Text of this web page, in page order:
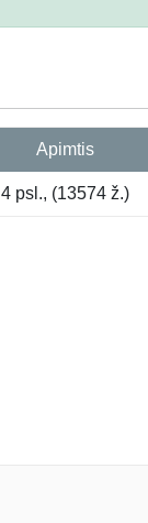
Apimtis
4 psl., (13574 ž.)